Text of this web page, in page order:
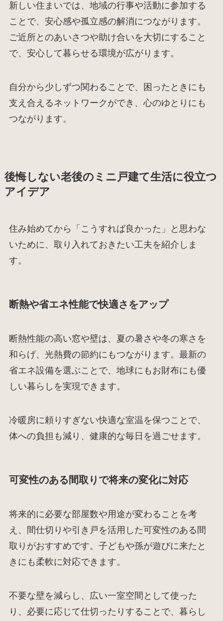
新しい住まいでは、地域の行事や活動に参加する
ことで、安心感や孤立感の解消につながります。
ご近所とのあいさつや助け合いを大切にすること
で、安心して暮らせる環境が広がります。
自分から少しずつ関わることで、困ったときにも
支え合えるネットワークができ、心のゆとりにも
つながります。
後悔しない老後のミニ戸建て生活に役立つ
アイデア
住み始めてから「こうすれば良かった」と思わな
いために、取り入れておきたい工夫を紹介しま
す。
断熱や省エネ性能で快適さをアップ
断熱性能の高い窓や壁は、夏の暑さや冬の寒さを
和らげ、光熱費の節約にもつながります。最新の
省エネ設備を選ぶことで、地球にもお財布にも優
しい暮らしを実現できます。
冷暖房に頼りすぎない快適な室温を保つことで、
体への負担も減り、健康的な毎日を過ごせます。
可変性のある間取りで将来の変化に対応
将来的に必要な部屋数や用途が変わることを考
え、間仕切りや引き戸を活用した可変性のある間
取りがおすすめです。子どもや孫が遊びに来たと
きにも柔軟に対応できます。
不要な壁を減らし、広い一室空間として使った
り、必要に応じて仕切ったりすることで、暮らし